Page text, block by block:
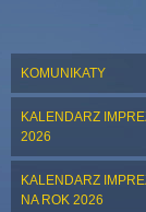
KOMUNIKATY
KALENDARZ
2026
KALENDARZ
NA ROK 2026